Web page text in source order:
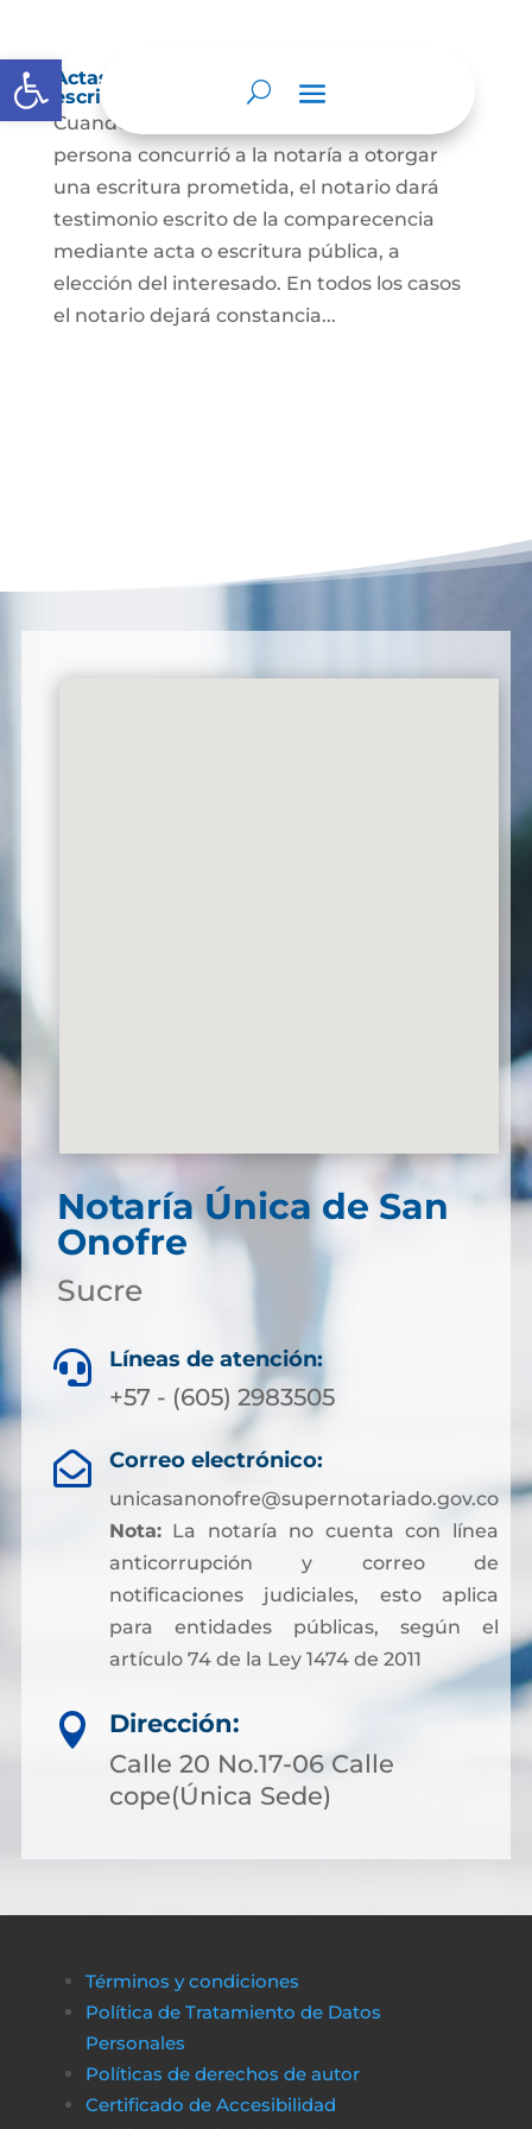
Abrir barra de herramientas
Actas de comparecencia para otorgar
escritura pública
Cuando se trate de comprobar que una
persona concurrió a la notaría a otorgar
una escritura prometida, el notario dará
testimonio escrito de la comparecencia
mediante acta o escritura pública, a
elección del interesado. En todos los casos
el notario dejará constancia...
Notaría Única de San
Onofre
Sucre
 Líneas de atención:
+57 - (605) 2983505
 Correo electrónico:
unicasanonofre@supernotariado.gov.co
Nota:La notaría no cuenta con línea
anticorrupción y correo de
notificaciones judiciales, esto aplica
para entidades públicas, según el
artículo 74 de la Ley 1474 de 2011

Dirección:
Calle 20 No.17-06 Calle
cope(Única Sede)
Términos y condiciones
Política de Tratamiento de Datos
Personales
Políticas de derechos de autor
Certificado de Accesibilidad